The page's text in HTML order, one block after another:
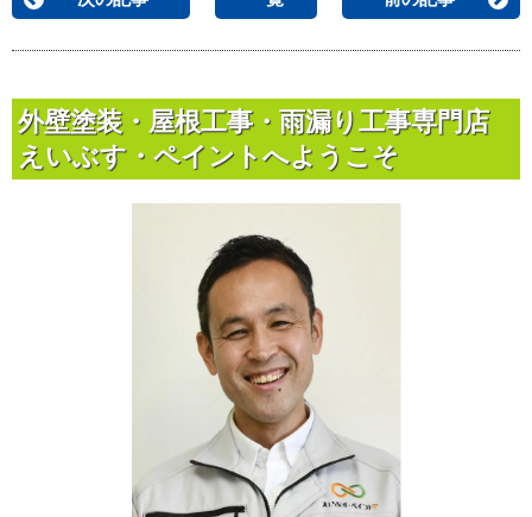
外壁塗装・屋根工事・雨漏り工事専門店
えいぶす・ペイントへようこそ